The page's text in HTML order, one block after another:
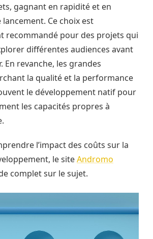
gagnant en rapidité et en
Ce choix est
recommandé pour des projets qui
différentes audiences avant
En revanche, les grandes
la qualité et la performance
le développement natif pour
les capacités propres à
l’impact des coûts sur la
le siteAndromo
complet sur le sujet.